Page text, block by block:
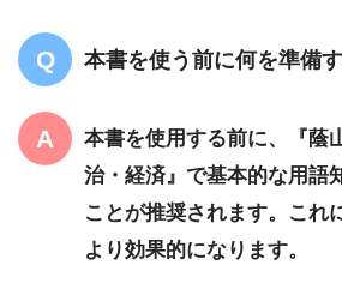
本書を使う前に何を準備
本書を使用する前に、『蔭
治・経済』で基本的な用語
ことが推奨されます。これ
より効果的になります。